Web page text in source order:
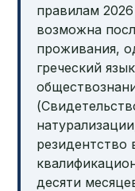
правилам
возможна
проживания,
греческий
резидентство
десяти